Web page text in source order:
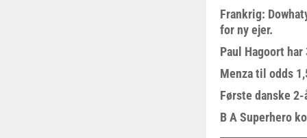
Frankrig:
for ny ejer.
Paul Hagoort
Menza til odds
Første danske
B A Superhero